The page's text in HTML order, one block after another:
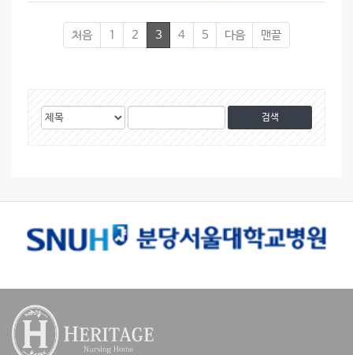
처음 1 2 3 4 5 다음 맨끝
게
시
검
색
색